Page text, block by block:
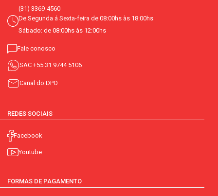
(31) 3369-4560
De Segunda á Sexta-feira de 08:00hs às 18:00hs
Sábado: de 08:00hs às 12:00hs
Fale conosco
SAC +55 31 9744 5106
Canal do DPO
REDES SOCIAIS
Facebook
Youtube
FORMAS DE PAGAMENTO